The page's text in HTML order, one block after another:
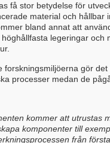
få stor betydelse för
material och hållbar
bland annat att
legeringar och
forskningsmiljöerna gör
processer medan de
kommer att utrustas
komponenter till
från